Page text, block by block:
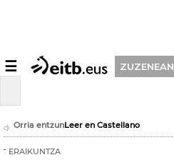
☰ ZUZENEAN
Orria entzunLeer en Castellano
ERAIKUNTZA